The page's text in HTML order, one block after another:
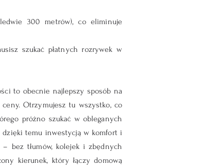
300 metrów), co eliminuje
szukać płatnych rozrywek w
to obecnie najlepszy sposób na
Otrzymujesz tu wszystko, co
próżno szukać w obleganych
dzięki temu inwestycją w komfort i
bez tłumów, kolejek i zbędnych
kierunek, który łączy domową